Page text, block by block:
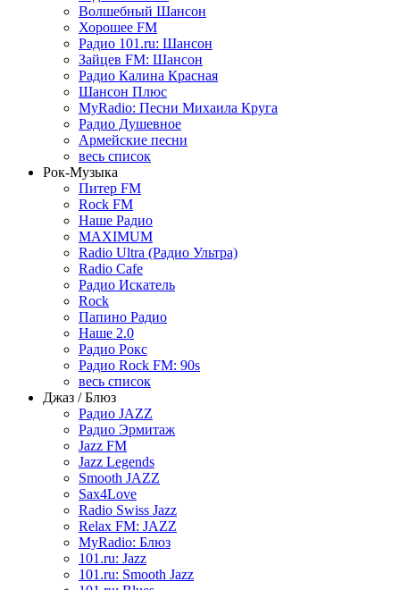
Волшебный Шансон
Хорошее FM
Радио 101.ru: Шансон
Зайцев FM: Шансон
Радио Калина Красная
Шансон Плюс
MyRadio: Песни Михаила Круга
Радио Душевное
Армейские песни
весь список
Рок-Музыка
Питер FM
Rock FM
Наше Радио
MAXIMUM
Radio Ultra (Радио Ультра)
Radio Cafe
Радио Искатель
Rock
Папино Радио
Наше 2.0
Радио Рокс
Радио Rock FM: 90s
весь список
Джаз / Блюз
Радио JAZZ
Радио Эрмитаж
Jazz FM
Jazz Legends
Smooth JAZZ
Sax4Love
Radio Swiss Jazz
Relax FM: JAZZ
MyRadio: Блюз
101.ru: Jazz
101.ru: Smooth Jazz